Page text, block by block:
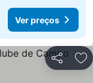
Ver preços
Partilhar